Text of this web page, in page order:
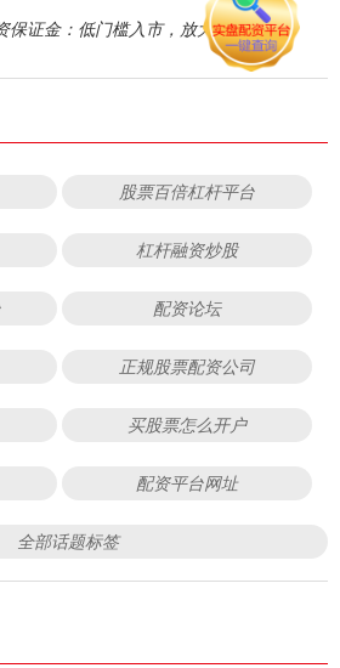
保证金：低门槛入市，放大您的收益！
股票百倍杠杆平台
杠杆融资炒股
配资论坛
正规股票配资公司
买股票怎么开户
配资平台网址
全部话题标签